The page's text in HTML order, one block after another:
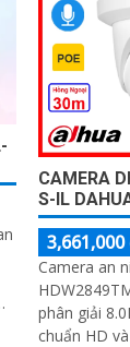
CAMERA
S-IL
3,661,000
Camera an
phân giải
chuẩn HD